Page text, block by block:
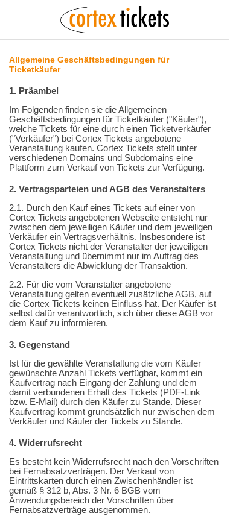
Allgemeine Geschäftsbedingungen für
Ticketkäufer
1. Präambel
Im Folgenden finden sie die Allgemeinen
Geschäftsbedingungen für Ticketkäufer ("Käufer"),
welche Tickets für eine durch einen Ticketverkäufer
("Verkäufer") bei Cortex Tickets angebotene
Veranstaltung kaufen. Cortex Tickets stellt unter
verschiedenen Domains und Subdomains eine
Plattform zum Verkauf von Tickets zur Verfügung.
2. Vertragsparteien und AGB des Veranstalters
2.1. Durch den Kauf eines Tickets auf einer von
Cortex Tickets angebotenen Webseite entsteht nur
zwischen dem jeweiligen Käufer und dem jeweiligen
Verkäufer ein Vertragsverhältnis. Insbesondere ist
Cortex Tickets nicht der Veranstalter der jeweiligen
Veranstaltung und übernimmt nur im Auftrag des
Veranstalters die Abwicklung der Transaktion.
2.2. Für die vom Veranstalter angebotene
Veranstaltung gelten eventuell zusätzliche AGB, auf
die Cortex Tickets keinen Einfluss hat. Der Käufer ist
selbst dafür verantwortlich, sich über diese AGB vor
dem Kauf zu informieren.
3. Gegenstand
Ist für die gewählte Veranstaltung die vom Käufer
gewünschte Anzahl Tickets verfügbar, kommt ein
Kaufvertrag nach Eingang der Zahlung und dem
damit verbundenen Erhalt des Tickets (PDF-Link
bzw. E-Mail) durch den Käufer zu Stande. Dieser
Kaufvertrag kommt grundsätzlich nur zwischen dem
Verkäufer und Käufer der Tickets zu Stande.
4. Widerrufsrecht
Es besteht kein Widerrufsrecht nach den Vorschriften
bei Fernabsatzverträgen. Der Verkauf von
Eintrittskarten durch einen Zwischenhändler ist
gemäß § 312 b, Abs. 3 Nr. 6 BGB vom
Anwendungsbereich der Vorschriften über
Fernabsatzverträge ausgenommen.